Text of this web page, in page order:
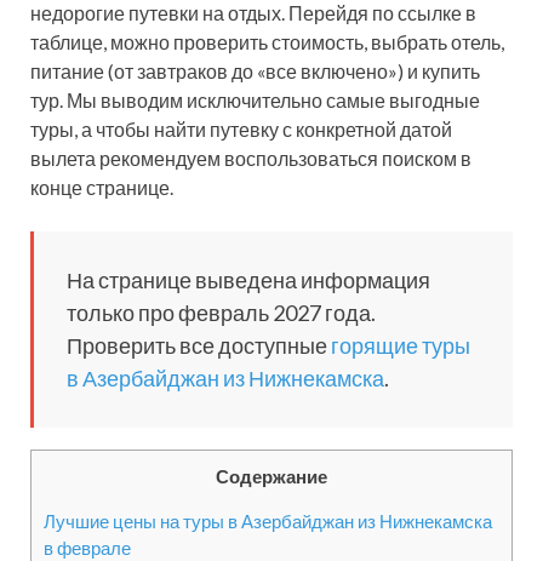
недорогие путевки на отдых. Перейдя по ссылке в
таблице, можно проверить стоимость, выбрать отель,
питание (от завтраков до «все включено») и купить
тур. Мы выводим исключительно самые выгодные
туры, а чтобы найти путевку с конкретной датой
вылета рекомендуем воспользоваться поиском в
конце странице.
На странице выведена информация
только про февраль 2027 года.
Проверить все доступныегорящие туры
в Азербайджан из Нижнекамска.
Содержание
Лучшие цены на туры в Азербайджан из Нижнекамска
в феврале